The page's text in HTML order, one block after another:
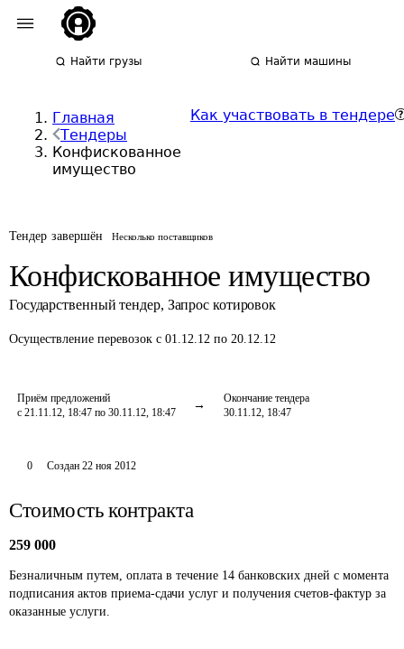
Найти грузы Найти машины
Главная
Тендеры
Конфискованное
имущество
Как участвовать в тендере
Тендер завершён Несколько поставщиков
Конфискованное имущество
Государственный тендер, Запрос котировок
Осуществление перевозок с 01.12.12 по 20.12.12
Приём предложений
с 21.11.12, 18:47 по 30.11.12, 18:47
Окончание тендера
30.11.12, 18:47
0 Создан 22 ноя 2012
Стоимость контракта
259 000
Безналичным путем, оплата в течение 14 банковских дней с момента
подписания актов приема-сдачи услуг и получения счетов-фактур за
оказанные услуги.